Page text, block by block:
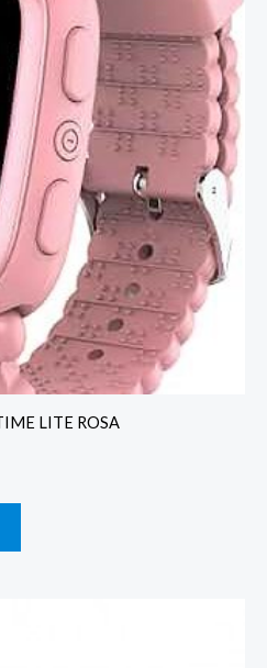
LITE ROSA